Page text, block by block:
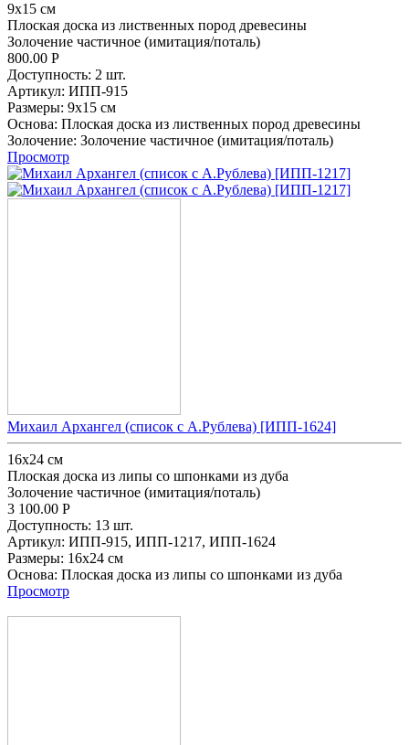
9х15 см
Плоская доска из лиственных пород древесины
Золочение частичное (имитация/поталь)
800.00 Р
Доступность: 2 шт.
Артикул: ИПП-915
Размеры: 9х15 см
Основа: Плоская доска из лиственных пород древесины
Золочение: Золочение частичное (имитация/поталь)
Просмотр
Михаил Архангел (список с А.Рублева) [ИПП-1624]
16x24 см
Плоская доска из липы со шпонками из дуба
Золочение частичное (имитация/поталь)
3 100.00 Р
Доступность: 13 шт.
Артикул: ИПП-915, ИПП-1217, ИПП-1624
Размеры: 16x24 см
Основа: Плоская доска из липы со шпонками из дуба
Просмотр